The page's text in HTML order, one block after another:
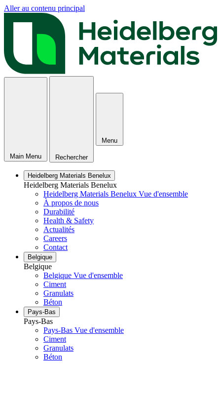
Aller au contenu principal
Main Menu Rechercher
Menu
Heidelberg Materials Benelux
Heidelberg Materials Benelux
Heidelberg Materials Benelux Vue d'ensemble
À propos de nous
Durabilité
Health & Safety
Actualités
Careers
Contact
Belgique
Belgique
Belgique Vue d'ensemble
Ciment
Granulats
Béton
Pays-Bas
Pays-Bas
Pays-Bas Vue d'ensemble
Ciment
Granulats
Béton